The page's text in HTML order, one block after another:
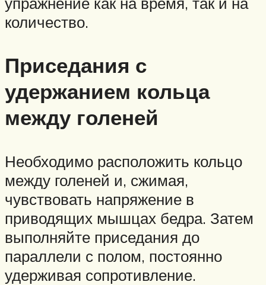
количество.
Приседания с
удержанием кольца
между голеней
Необходимо расположить кольцо
между голеней и, сжимая,
чувствовать напряжение в
приводящих мышцах бедра. Затем
выполняйте приседания до
параллели с полом, постоянно
удерживая сопротивление.